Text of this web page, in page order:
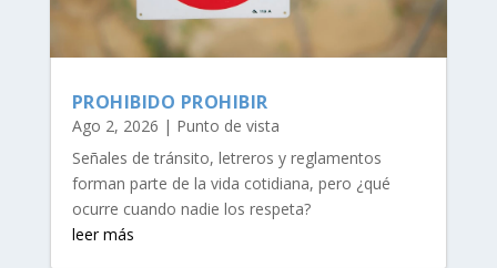
PROHIBIDO PROHIBIR
Ago 2, 2026 | Punto de vista
Señales de tránsito, letreros y reglamentos
forman parte de la vida cotidiana, pero ¿qué
ocurre cuando nadie los respeta?
leer más